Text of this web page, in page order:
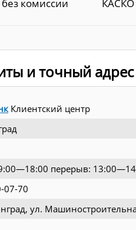
без комиссии КАСКО
и точный
Клиентский центр
перерыв:
07-70
ул.